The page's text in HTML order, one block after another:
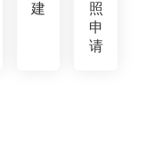
建
照
申
请